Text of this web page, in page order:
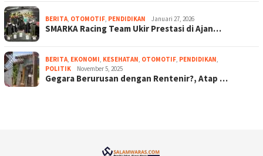
BERITA, OTOMOTIF, PENDIDIKAN Januari 27, 2026
SMARKA Racing Team Ukir Prestasi di Ajan…
BERITA, EKONOMI, KESEHATAN, OTOMOTIF, PENDIDIKAN,
POLITIK
November 5, 2025
Gegara Berurusan dengan Rentenir?, Atap …